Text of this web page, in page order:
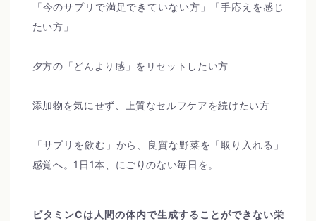
「今のサプリで満足できていない方」「手応えを感じ
たい方」
夕方の「どんより感」をリセットしたい方
添加物を気にせず、上質なセルフケアを続けたい方
「サプリを飲む」から、良質な野菜を「取り入れる」
感覚へ。1日1本、にごりのない毎日を。
ビタミンCは人間の体内で生成することができない栄